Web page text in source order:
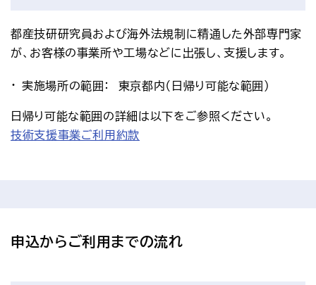
都産技研研究員および海外法規制に精通した外部専門家
が、お客様の事業所や工場などに出張し、支援します。
実施場所の範囲： 東京都内（日帰り可能な範囲）
日帰り可能な範囲の詳細は以下をご参照ください。
技術支援事業ご利用約款
申込からご利用までの流れ